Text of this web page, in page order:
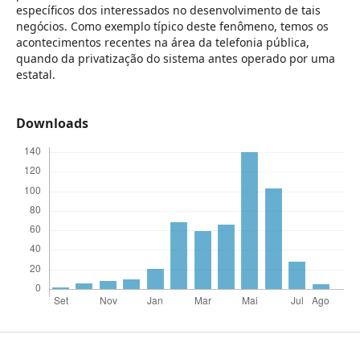
específicos dos interessados no desenvolvimento de tais
negócios. Como exemplo típico deste fenômeno, temos os
acontecimentos recentes na área da telefonia pública,
quando da privatização do sistema antes operado por uma
estatal.
Downloads